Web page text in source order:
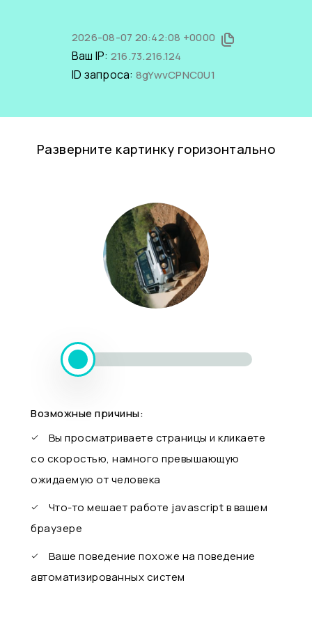
2026-08-07 20:42:08 +0000
Ваш IP: 216.73.216.124
ID запроса: 8gYwvCPNC0U1
Разверните картинку горизонтально
Возможные причины:
Вы просматриваете страницы и кликаете
со скоростью, намного превышающую
ожидаемую от человека
Что-то мешает работе javascript в вашем
браузере
Ваше поведение похоже на поведение
автоматизированных систем